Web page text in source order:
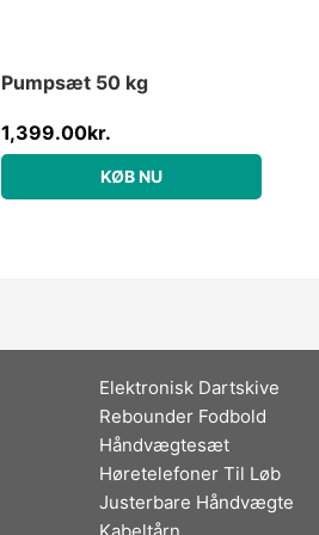
Pumpsæt 50 kg
1,399.00kr.
KØB NU
Elektronisk Dartskive
Rebounder Fodbold
Håndvægtesæt
Høretelefoner Til Løb
Justerbare Håndvægte